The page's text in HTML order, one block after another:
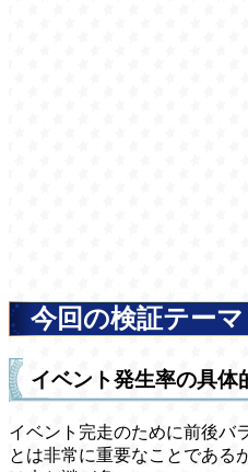
今回の検証テーマ
イベント発生率の具体
イベント完走のために前後バ
とは非常に重要なことである